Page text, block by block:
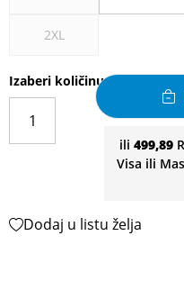
2XL
Izaberi količinu
ili 499,89
Visa ili
Dodaj u listu želja